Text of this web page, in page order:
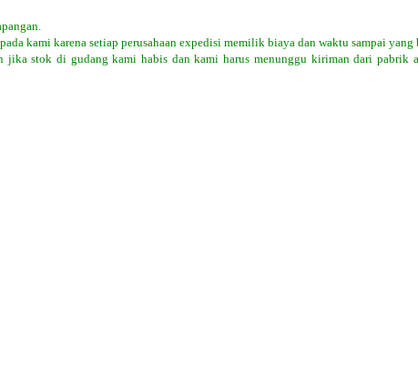
kami karena setiap perusahaan expedisi memilik biaya dan waktu sampai yang
stok di gudang kami habis dan kami harus menunggu kiriman dari pabrik